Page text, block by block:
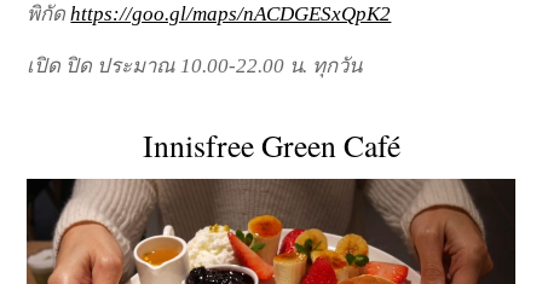
พิกัดhttps://goo.gl/maps/nACDGESxQpK2
เปิด ปิด ประมาณ 10.00-22.00 น. ทุกวัน
Innisfree Green Café